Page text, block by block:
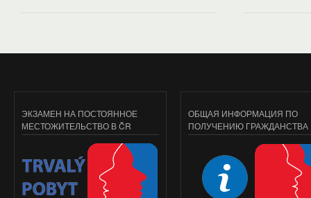
ЭКЗАМЕН НА ПОСТОЯННОЕ
МЕСТОЖИТЕЛЬСТВО В ČR
ОБЩАЯ ИНФОРМАЦИЯ ПО
ПОЛУЧЕНИЮ ГРАЖДАНСТВА